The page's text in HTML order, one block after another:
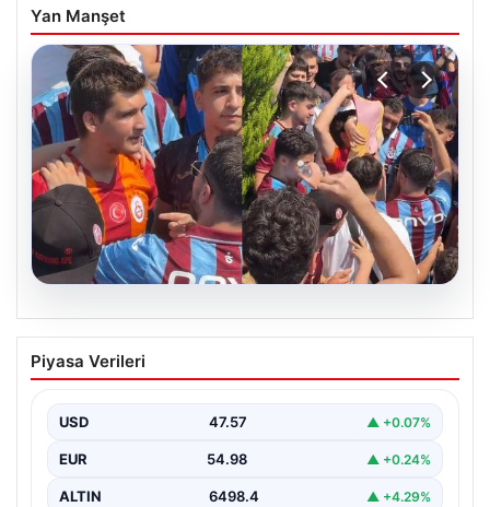
Yan Manşet
05.08.2026
Mohamed Salah’ı karşılamaya gelen
Galatasaraylı taraftarı pişman ettiler!
Piyasa Verileri
USD 47.57 ▲ +0.07%
EUR 54.98 ▲ +0.24%
ALTIN 6498.4 ▲ +4.29%